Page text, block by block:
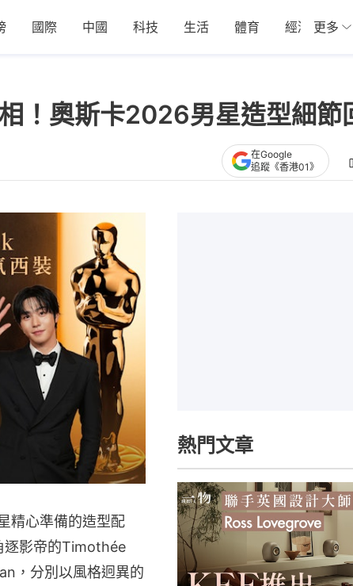
國際 中國 科技 生活 體育 經濟 01
更多
！奧斯卡2026男星造型細節
在Google
追蹤《香港01》
精心準備的造型配
逐影帝的Timothée
，分別以風格迥異的
熱門文章